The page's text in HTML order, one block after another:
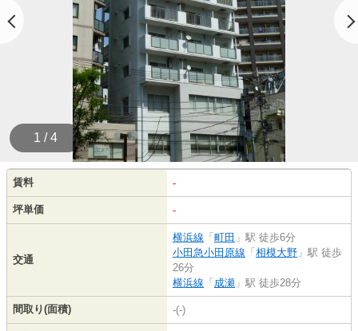
1 / 4
賃料 -
坪単価 -
交通
横浜線 「町田 」駅 徒歩6分
小田急小田原線 「相模大野 」駅 徒歩
26分
横浜線 「成瀬 」駅 徒歩28分
間取り(面積) -(-)